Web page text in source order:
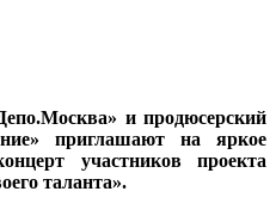
и продюсерский
приглашают на яркое
участников проекта
таланта».